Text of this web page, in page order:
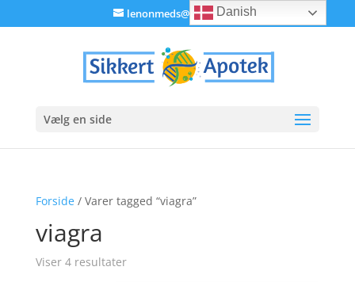
lenonmeds@gmail.com
Vælg en side
Forside/ Varer tagged “viagra”
viagra
Viser 4 resultater
Danish